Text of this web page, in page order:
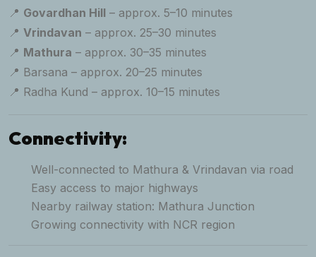
📍 Govardhan Hill – approx. 5–10 minutes
📍 Vrindavan – approx. 25–30 minutes
📍 Mathura – approx. 30–35 minutes
📍 Barsana – approx. 20–25 minutes
📍 Radha Kund – approx. 10–15 minutes
Connectivity:
Well-connected to Mathura & Vrindavan via road
Easy access to major highways
Nearby railway station: Mathura Junction
Growing connectivity with NCR region